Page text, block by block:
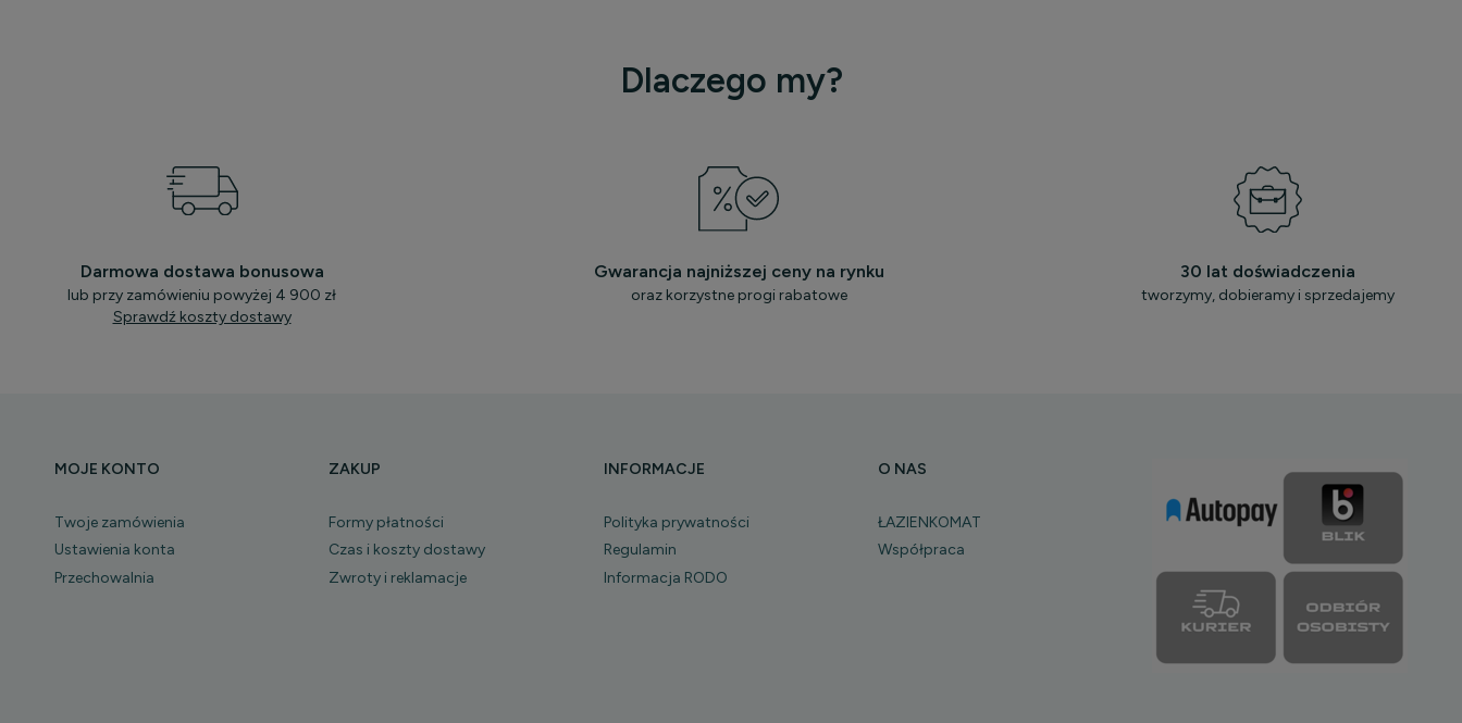
Dlaczego my?
Darmowa dostawa bonusowa
lub przy zamówieniu powyżej 4 900 zł
Sprawdź koszty dostawy
Gwarancja najniższej ceny na rynku
oraz korzystne progi rabatowe
30 lat doświadczenia
tworzymy, dobieramy i sprzedajemy
MOJE KONTO
Twoje zamówienia
Ustawienia konta
Przechowalnia
ZAKUP
Formy płatności
Czas i koszty dostawy
Zwroty i reklamacje
INFORMACJE
Polityka prywatności
Regulamin
Informacja RODO
O NAS
ŁAZIENKOMAT
Współpraca